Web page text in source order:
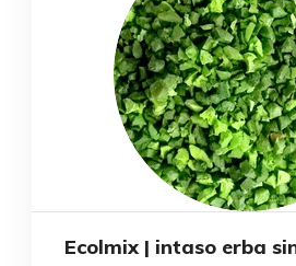
Le
opzioni
possono
essere
nella
Ecolmix | intaso erba